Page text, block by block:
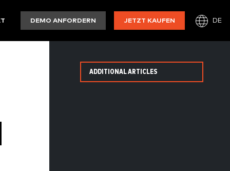
DEMO ANFORDERN JETZT KAUFEN DE
ADDITIONAL ARTICLES